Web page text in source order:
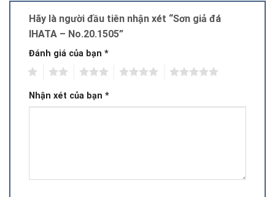
Hãy là người đầu tiên nhận xét “Sơn giả đá
IHATA – No.20.1505”
Đánh giá của bạn *
Nhận xét của bạn *